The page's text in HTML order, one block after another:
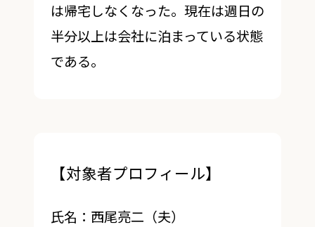
は帰宅しなくなった。現在は週日の
半分以上は会社に泊まっている状態
である。
【対象者プロフィール】
氏名：西尾亮二（夫）